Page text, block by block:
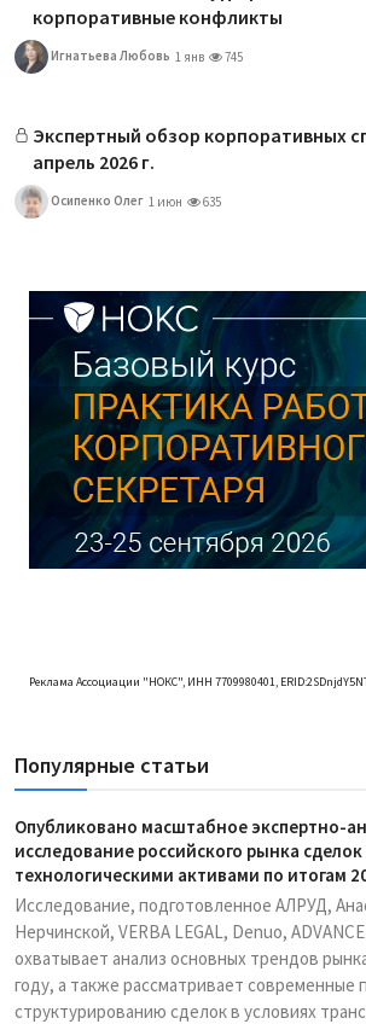
корпоративные конфликты
Игнатьева Любовь 1 янв 745
Экспертный обзор корпоративных
апрель 2026 г.
Осипенко Олег 1 июн 635
Реклама Ассоциации "НОКС", ИНН 7709980401,
Популярные статьи
Опубликовано масштабное экспертно-
исследование российского рынка сделок
технологическими активами по итогам
Исследование, подготовленное АЛРУД,
Нерчинской, VERBA LEGAL, Denuo,
охватывает анализ основных трендов
году, а также рассматривает современные
структурированию сделок в условиях